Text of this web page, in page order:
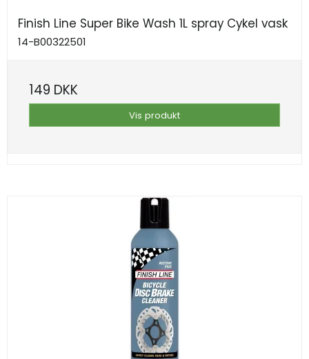
Finish Line Super Bike Wash 1L spray Cykel vask
14-B00322501
149 DKK
Vis produkt